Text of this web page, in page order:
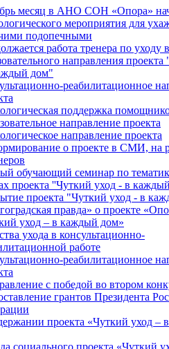
месяц в АНО СОН «Опора»
мероприятия для
подопечными
работа тренера по уходу
направления
дом"
реабилитационное
поддержка
направление проекта
направление проекта
о проекте в СМИ, на
обучающий семинар по
проекта ''Чуткий уход - в
проекта "Чуткий уход - в
правда» о проекте
уход – в каждый дом»
ухода в консультационно-
работе
реабилитационное
с победой во втором
грантов Президента
проекта «Чуткий уход –
социального проекта «Чуткий